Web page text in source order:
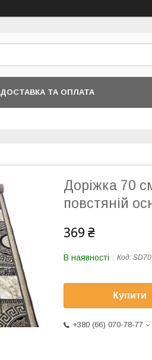
ДОСТАВКА ТА ОПЛАТА
Доріжка 70
повстяній
369 ₴
В наявності Код:
Купити
+380 (66) 070-78-77